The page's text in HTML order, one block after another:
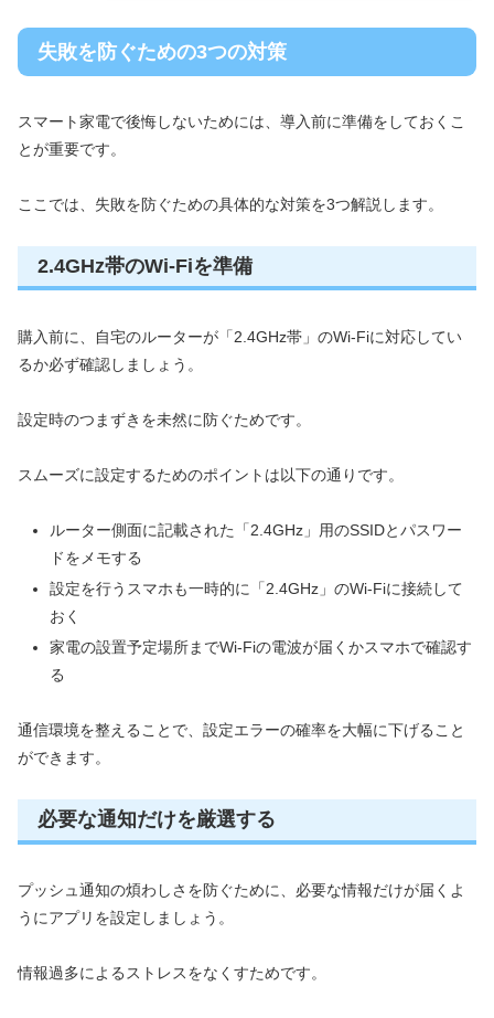
失敗を防ぐための3つの対策
スマート家電で後悔しないためには、導入前に準備をしておくこ
とが重要です。
ここでは、失敗を防ぐための具体的な対策を3つ解説します。
2.4GHz帯のWi-Fiを準備
購入前に、自宅のルーターが「2.4GHz帯」のWi-Fiに対応してい
るか必ず確認しましょう。
設定時のつまずきを未然に防ぐためです。
スムーズに設定するためのポイントは以下の通りです。
ルーター側面に記載された「2.4GHz」用のSSIDとパスワー
ドをメモする
設定を行うスマホも一時的に「2.4GHz」のWi-Fiに接続して
おく
家電の設置予定場所までWi-Fiの電波が届くかスマホで確認す
る
通信環境を整えることで、設定エラーの確率を大幅に下げること
ができます。
必要な通知だけを厳選する
プッシュ通知の煩わしさを防ぐために、必要な情報だけが届くよ
うにアプリを設定しましょう。
情報過多によるストレスをなくすためです。